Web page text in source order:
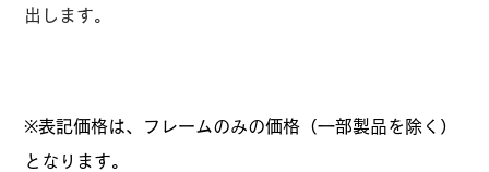
出します。
※表記価格は、フレームのみの価格（一部製品を除く）
となります。